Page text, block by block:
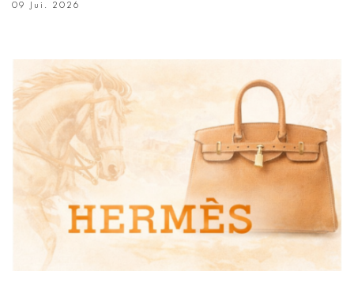
09 Jui. 2026